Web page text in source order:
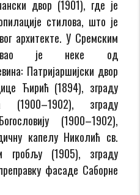
двор (1901), где је
стилова, што је
архитекте. У Сремским
је неке од
Патријаршијски двор
Ћирић (1894), зграду
(1900–1902), зграду
(1900–1902),
капелу Николић св.
гробљу (1905), зграду
фасаде Саборне